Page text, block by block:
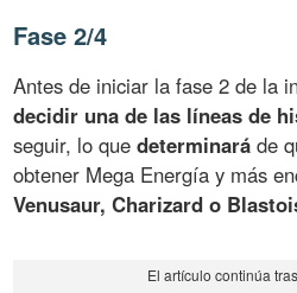
Fase 2/4
Antes de iniciar la fase 2 de la
decidir una de las líneas de
seguir, lo quedeterminará de
obtener Mega Energía y más
Venusaur, Charizard o